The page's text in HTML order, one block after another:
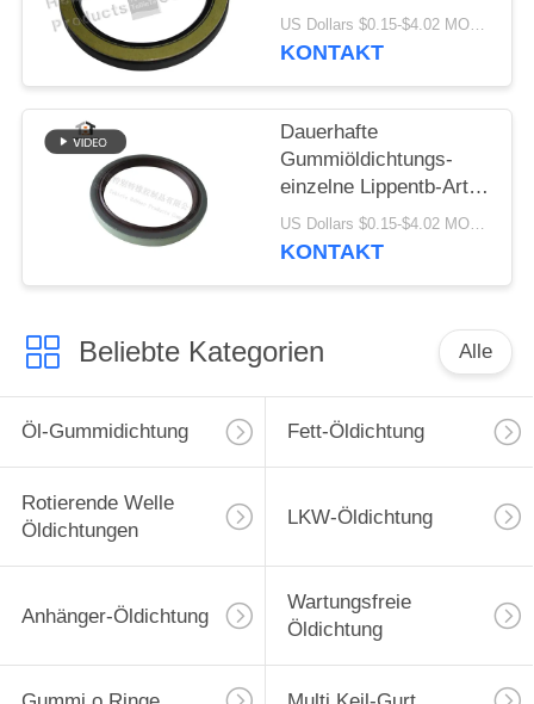
innere Drehöldichtung
Scania-LKW-1409890
US Dollars $0.15-$4.02 MOQ:500pcs
KONTAKT
Dauerhafte
Gummiöldichtungs-
einzelne Lippentb-Art
Öldichtung hohes -
Qualitäts-Material
US Dollars $0.15-$4.02 MOQ:20pcs
KONTAKT
Beliebte Kategorien Alle
Öl-Gummidichtung Fett-Öldichtung
Rotierende Welle
Öldichtungen
LKW-Öldichtung
Anhänger-Öldichtung
Wartungsfreie
Öldichtung